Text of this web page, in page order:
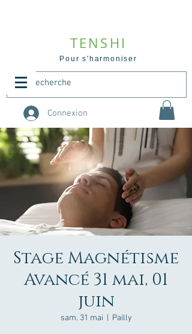
TENSHI
Pour s'harmoniser
Connexion
Stage Magnétisme
Avancé 31 mai, 01
juin
sam. 31 mai
  |
Pailly